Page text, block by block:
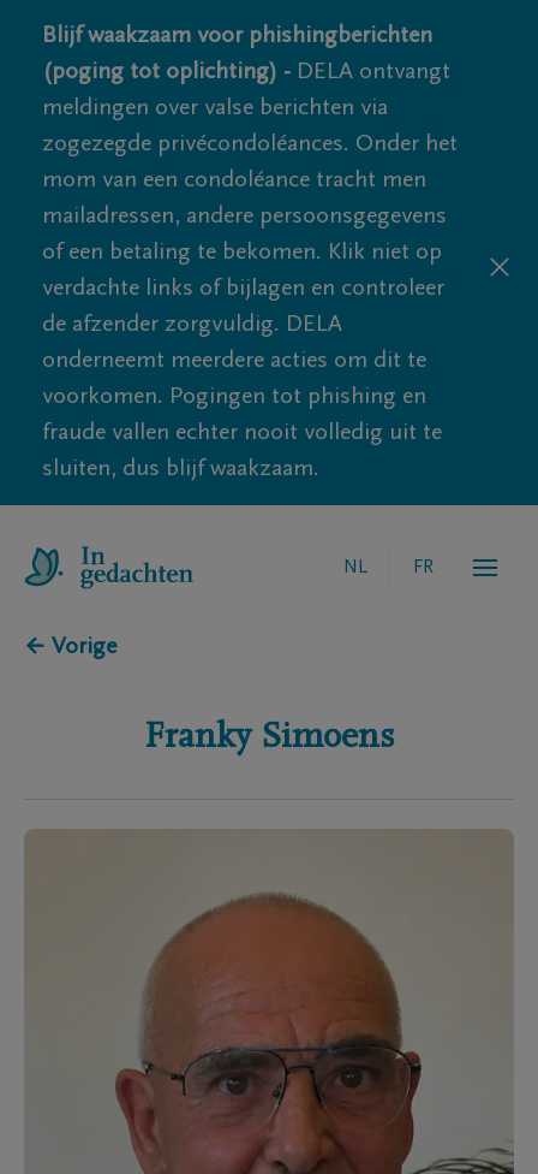
Blijf waakzaam voor phishingberichten
(poging tot oplichting) - DELA ontvangt
meldingen over valse berichten via
zogezegde privécondoléances. Onder het
mom van een condoléance tracht men
mailadressen, andere persoonsgegevens
of een betaling te bekomen. Klik niet op
verdachte links of bijlagen en controleer
de afzender zorgvuldig. DELA
onderneemt meerdere acties om dit te
voorkomen. Pogingen tot phishing en
fraude vallen echter nooit volledig uit te
sluiten, dus blijf waakzaam.
NL FR
← Vorige
Franky Simoens